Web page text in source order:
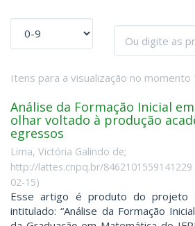
Itens para a visualização no momento
Análise da Formação Inicial
olhar voltado à produção
egressos
Lima, Victória Galindo de;
http://lattes.cnpq.br/8462101559141229
02-15)
Esse artigo é produto do projeto
intitulado: “Análise da Formação